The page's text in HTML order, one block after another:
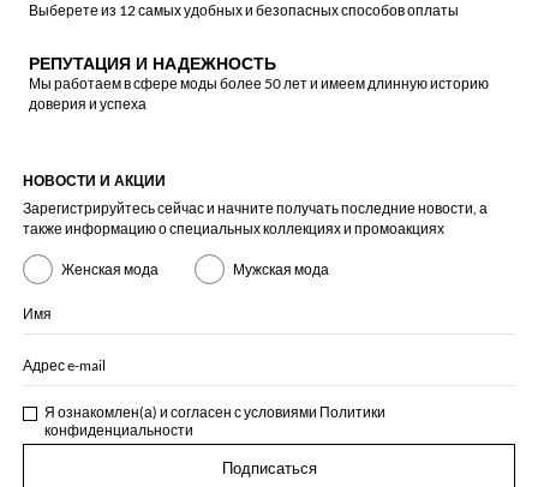
Выберете из 12 самых удобных и безопасных способов оплаты
РЕПУТАЦИЯ И НАДЕЖНОСТЬ
Мы работаем в сфере моды более 50 лет и имеем длинную историю
доверия и успеха
НОВОСТИ И АКЦИИ
Зарегистрируйтесь сейчас и начните получать последние новости, а
также информацию о специальных коллекциях и промоакциях
Женская мода Мужская мода
Имя
Адрес e-mail
Я ознакомлен(а) и согласен с условиями Политики
конфиденциальности
Подписаться